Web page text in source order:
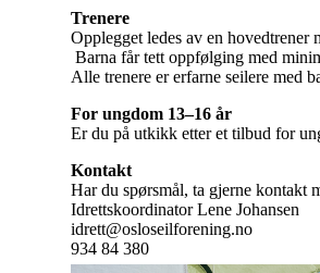
Trenere
Opplegget ledes av en hovedtrener
Barna får tett oppfølging med
Alle trenere er erfarne seilere med
For ungdom 13–16 år
Er du på utkikk etter et tilbud for
Kontakt
Har du spørsmål, ta gjerne kontakt
Idrettskoordinator Lene Johansen
idrett@osloseilforening.no
934 84 380